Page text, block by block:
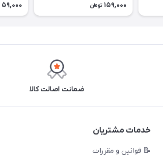
159,000 تومان 59,000
ضمانت اصالت کالا
خدمات مشتریان
📝 قوانین و مقررات